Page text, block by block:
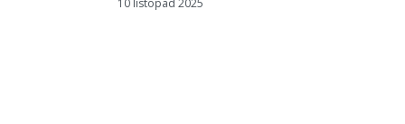
10 listopad 2025